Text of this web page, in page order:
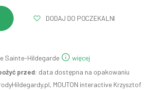
DODAJ DO POCZEKALNI
Sainte-Hildegarde
więcej
przed: data dostępna na opakowaniu
MOUTON interactive Krzysztof